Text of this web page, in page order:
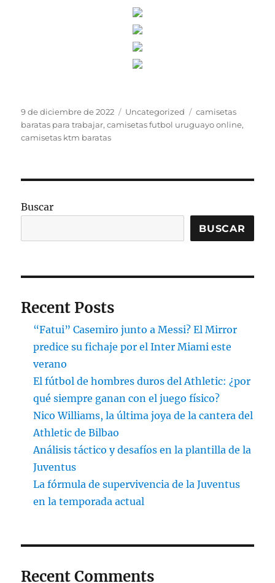
Publicado
el
9 de diciembre de 2022 Categorías
Uncategorized Etiquetas
camisetas
baratas para trabajar,camisetas futbol uruguayo online,
camisetas ktm baratas
Buscar
BUSCAR
Recent Posts
“Fatui” Casemiro junto a Messi? El Mirror
predice su fichaje por el Inter Miami este
verano
El fútbol de hombres duros del Athletic: ¿por
qué siempre ganan con el juego físico?
Nico Williams, la última joya de la cantera del
Athletic de Bilbao
Análisis táctico y desafíos en la plantilla de la
Juventus
La fórmula de supervivencia de la Juventus
en la temporada actual
Recent Comments